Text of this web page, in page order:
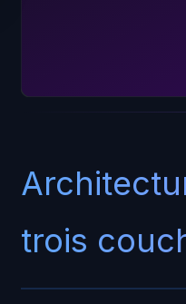
trois